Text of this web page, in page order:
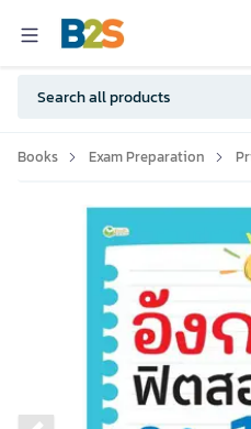
Books Exam Preparation